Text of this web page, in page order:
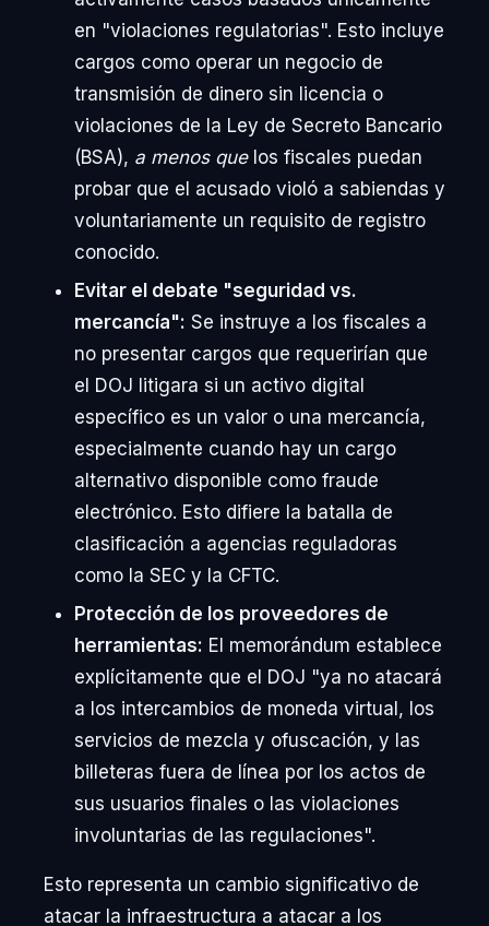
en "violaciones regulatorias". Esto incluye
cargos como operar un negocio de
transmisión de dinero sin licencia o
violaciones de la Ley de Secreto Bancario
(BSA), a menos quelos fiscales puedan
probar que el acusado violó a sabiendas y
voluntariamente un requisito de registro
conocido.
Evitar el debate "seguridad vs.
mercancía": Se instruye a los fiscales a
no presentar cargos que requerirían que
el DOJ litigara si un activo digital
específico es un valor o una mercancía,
especialmente cuando hay un cargo
alternativo disponible como fraude
electrónico. Esto difiere la batalla de
clasificación a agencias reguladoras
como la SEC y la CFTC.
Protección de los proveedores de
herramientas: El memorándum establece
explícitamente que el DOJ "ya no atacará
a los intercambios de moneda virtual, los
servicios de mezcla y ofuscación, y las
billeteras fuera de línea por los actos de
sus usuarios finales o las violaciones
involuntarias de las regulaciones".
Esto representa un cambio significativo de
atacar la infraestructura a atacar a los